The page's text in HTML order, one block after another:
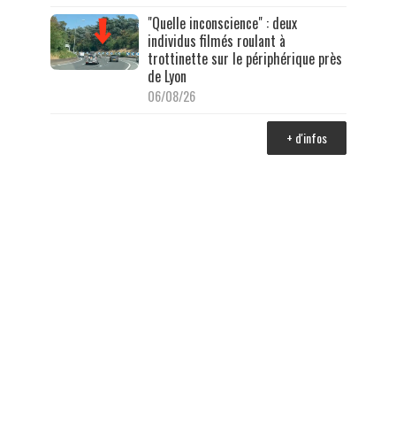
"Quelle inconscience" : deux
individus filmés roulant à
trottinette sur le périphérique près
de Lyon
06/08/26
+ d'infos